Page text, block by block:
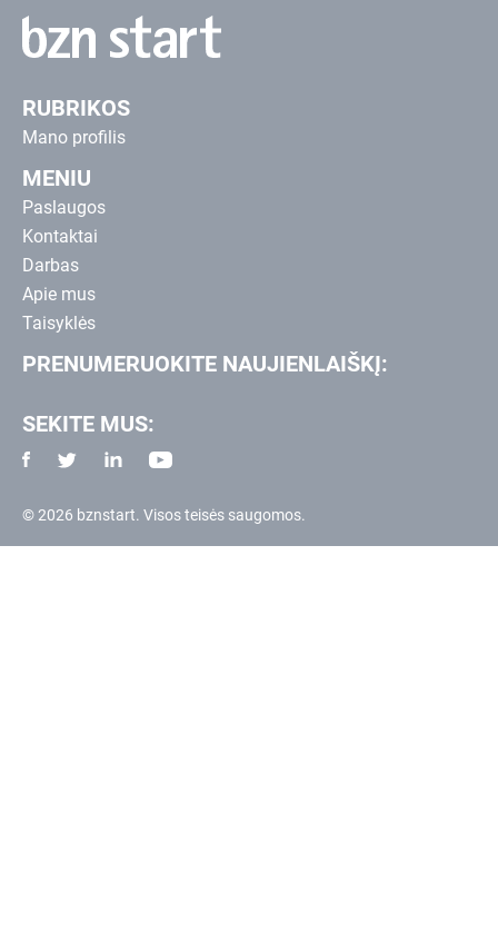
RUBRIKOS
Mano profilis
MENIU
Paslaugos
Kontaktai
Darbas
Apie mus
Taisyklės
PRENUMERUOKITE NAUJIENLAIŠKĮ:
SEKITE MUS:
© 2026 bznstart. Visos teisės saugomos.